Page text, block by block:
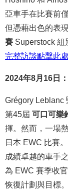
亞車手在比賽前
但憑藉出色的表
賽 Superstock 組
完整訪談點擊此處
2024年8月16日
Grégory Leblanc
第45屆 可口可樂
揮。然而，一場
日本 EWC 比賽
成績卓越的車手
為 EWC 賽季收
恢復計劃與目標。